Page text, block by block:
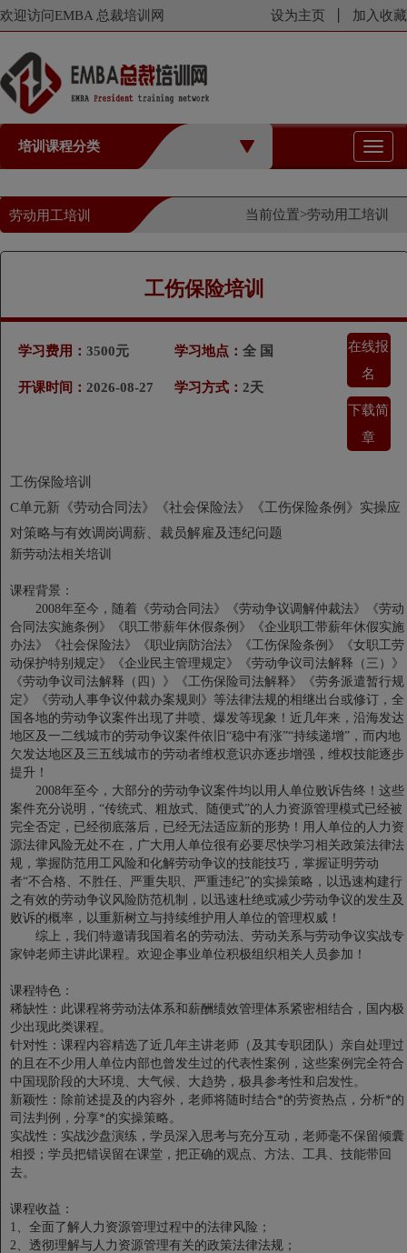
欢迎访问EMBA 总裁培训网 设为主页 加入收藏
培训课程分类
切
换
航
劳动用工培训 当前位置>劳动用工培训
工伤保险培训
学习费用：3500元
开课时间： 2026-08-27
学习地点： 全 国
学习方式： 2天
在线报
名
下载简
章
工伤保险培训
C单元新《劳动合同法》《社会保险法》《工伤保险条例》实操应
对策略与有效调岗调薪、裁员解雇及违纪问题
新劳动法相关培训
课程背景：
2008年至今，随着《劳动合同法》《劳动争议调解仲裁法》《劳动
合同法实施条例》《职工带薪年休假条例》《企业职工带薪年休假实施
办法》《社会保险法》《职业病防治法》《工伤保险条例》《女职工劳
动保护特别规定》《企业民主管理规定》《劳动争议司法解释（三）》
《劳动争议司法解释（四）》《工伤保险司法解释》《劳务派遣暂行规
定》《劳动人事争议仲裁办案规则》等法律法规的相继出台或修订，全
国各地的劳动争议案件出现了井喷、爆发等现象！近几年来，沿海发达
地区及一二线城市的劳动争议案件依旧“稳中有涨”“持续递增”，而内地
欠发达地区及三五线城市的劳动者维权意识亦逐步增强，维权技能逐步
提升！
2008年至今，大部分的劳动争议案件均以用人单位败诉告终！这些
案件充分说明，“传统式、粗放式、随便式”的人力资源管理模式已经被
完全否定，已经彻底落后，已经无法适应新的形势！用人单位的人力资
源法律风险无处不在，广大用人单位很有必要尽快学习相关政策法律法
规，掌握防范用工风险和化解劳动争议的技能技巧，掌握证明劳动
者“不合格、不胜任、严重失职、严重违纪”的实操策略，以迅速构建行
之有效的劳动争议风险防范机制，以迅速杜绝或减少劳动争议的发生及
败诉的概率，以重新树立与持续维护用人单位的管理权威！
综上，我们特邀请我国着名的劳动法、劳动关系与劳动争议实战专
家钟老师主讲此课程。欢迎企事业单位积极组织相关人员参加！
课程特色：
稀缺性：此课程将劳动法体系和薪酬绩效管理体系紧密相结合，国内极
少出现此类课程。
针对性：课程内容精选了近几年主讲老师（及其专职团队）亲自处理过
的且在不少用人单位内部也曾发生过的代表性案例，这些案例完全符合
中国现阶段的大环境、大气候、大趋势，极具参考性和启发性。
新颖性：除前述提及的内容外，老师将随时结合*的劳资热点，分析*的
司法判例，分享*的实操策略。
实战性：实战沙盘演练，学员深入思考与充分互动，老师毫不保留倾囊
相授；学员把错误留在课堂，把正确的观点、方法、工具、技能带回
去。
课程收益：
1、全面了解人力资源管理过程中的法律风险；
2、透彻理解与人力资源管理有关的政策法律法规；